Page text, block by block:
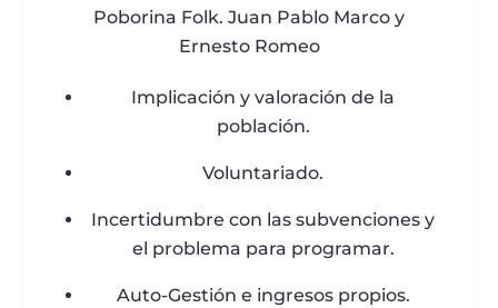
Poborina Folk. Juan Pablo Marco y
Ernesto Romeo
Implicación y valoración de la
población.
Voluntariado.
Incertidumbre con las subvenciones y
el problema para programar.
Auto-Gestión e ingresos propios.